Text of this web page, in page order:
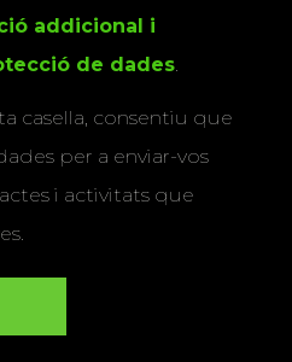
addicional i
de dades.
casella, consentiu que
per a enviar-vos
i activitats que